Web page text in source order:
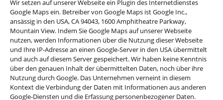
Wir setzen auf unserer Webseite ein Plugin des Internetdienstes
Google Maps ein. Betreiber von Google Maps ist Google Inc.,
ansässig in den USA, CA 94043, 1600 Amphitheatre Parkway,
Mountain View. Indem Sie Google Maps auf unserer Webseite
nutzen, werden Informationen über die Nutzung dieser Webseite
und Ihre IP-Adresse an einen Google-Server in den USA übermittelt
und auch auf diesem Server gespeichert. Wir haben keine Kenntnis
über den genauen Inhalt der übermittelten Daten, noch über ihre
Nutzung durch Google. Das Unternehmen verneint in diesem
Kontext die Verbindung der Daten mit Informationen aus anderen
Google-Diensten und die Erfassung personenbezogener Daten.